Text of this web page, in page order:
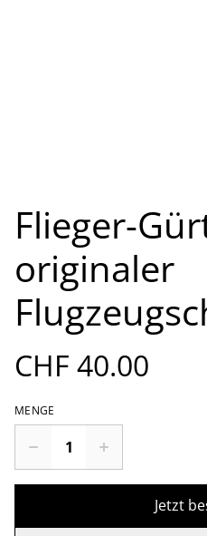
Flieger-
originaler
CHF 40.00
MENGE
Jetzt